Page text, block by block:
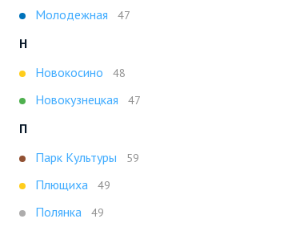
Молодежная 47
Н
Новокосино
48
Новокузнецкая 47
П
Парк Культуры
59
Плющиха 49
Полянка 49